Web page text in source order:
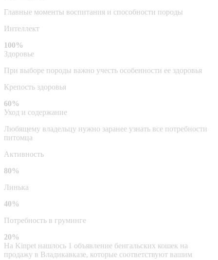
Главные моменты воспитания и способности породы
Интеллект
100%
Здоровье
При выборе породы важно учесть особенности ее здоровья
Крепость здоровья
60%
Уход и содержание
Любящему владельцу нужно заранее узнать все потребности
питомца
Активность
80%
Линька
40%
Потребность в груминге
20%
На Kinpet нашлось 1 объявление бенгальских кошек на
продажу в Владикавказе, которые соответствуют вашим